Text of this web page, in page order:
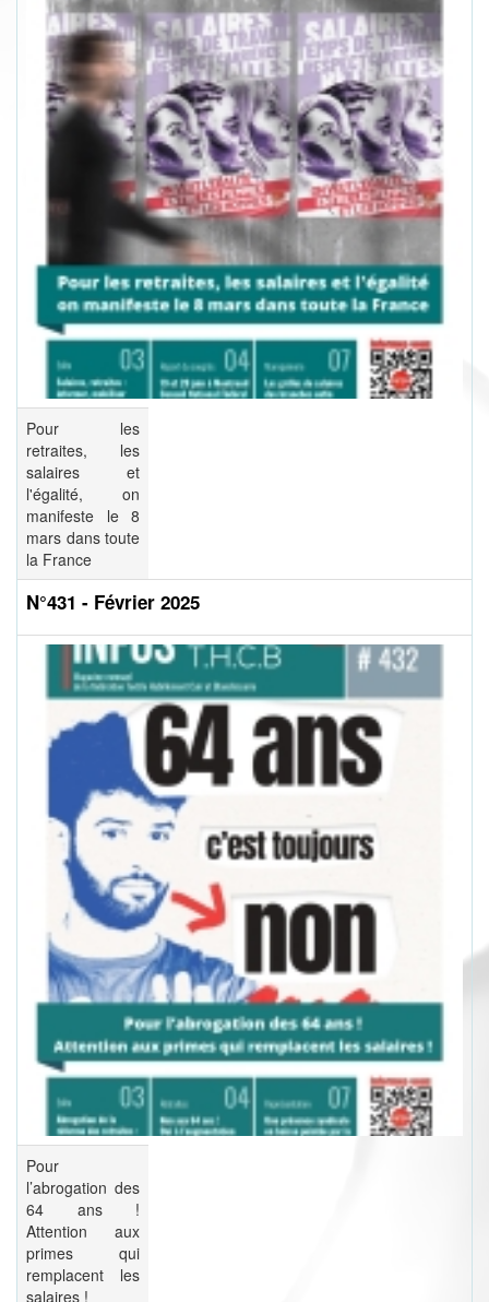
Pour les
retraites, les
salaires et
l'égalité, on
manifeste le 8
mars dans toute
la France
N°431 - Février 2025
Pour
l’abrogation des
64 ans !
Attention aux
primes qui
remplacent les
salaires !